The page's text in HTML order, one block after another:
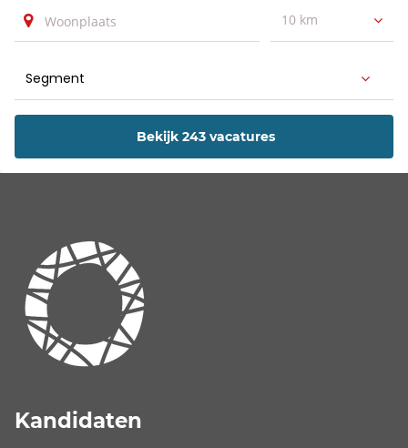
10 km
Bekijk 243 vacatures
Kandidaten